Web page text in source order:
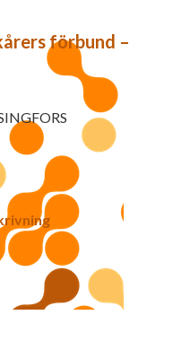
förbund –